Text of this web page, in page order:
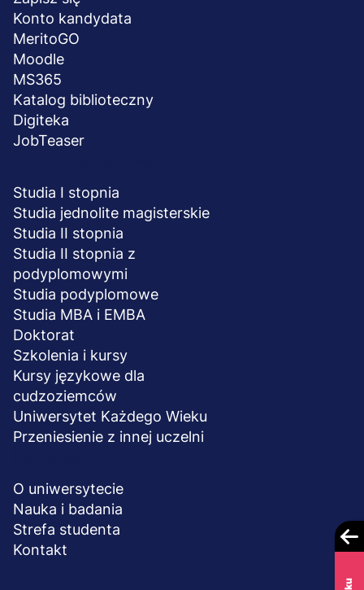
Konto kandydata
MeritoGO
Moodle
MS365
Katalog biblioteczny
Digiteka
JobTeaser
Studia I stopnia
Studia jednolite magisterskie
Studia II stopnia
Studia II stopnia z
podyplomowymi
Studia podyplomowe
Studia MBA i EMBA
Doktorat
Szkolenia i kursy
Kursy językowe dla
cudzoziemców
Uniwersytet Każdego Wieku
Przeniesienie z innej uczelni
O uniwersytecie
Nauka i badania
Strefa studenta
Kontakt